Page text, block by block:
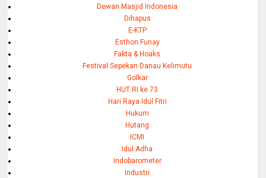
Dewan Masjid Indonesia
Dihapus
E-KTP
Esthon Funay
Fakta & Hoaks
Festival Sepekan Danau Kelimutu
Golkar
HUT RI ke 73
Hari Raya Idul Fitri
Hukum
Hutang
ICMI
Idul Adha
Indobarometer
Industri